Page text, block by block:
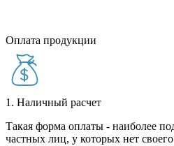
Оплата продукции
1. Наличный расчет
Такая форма оплаты - наиболее
частных лиц, у которых нет